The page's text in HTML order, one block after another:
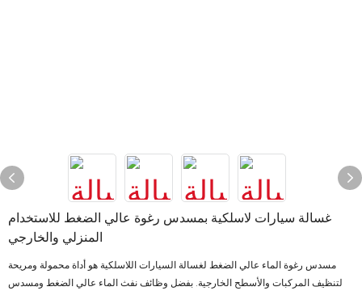
غسالة سيارات لاسلكية بمسدس رغوة عالي الضغط للاستخدام
المنزلي والخارجي
مسدس رغوة الماء عالي الضغط لغسالة السيارات اللاسلكية هو أداة محمولة ومريحة
لتنظيف المركبات والأسطح الخارجية. بفضل وظائف نفث الماء عالي الضغط ومسدس